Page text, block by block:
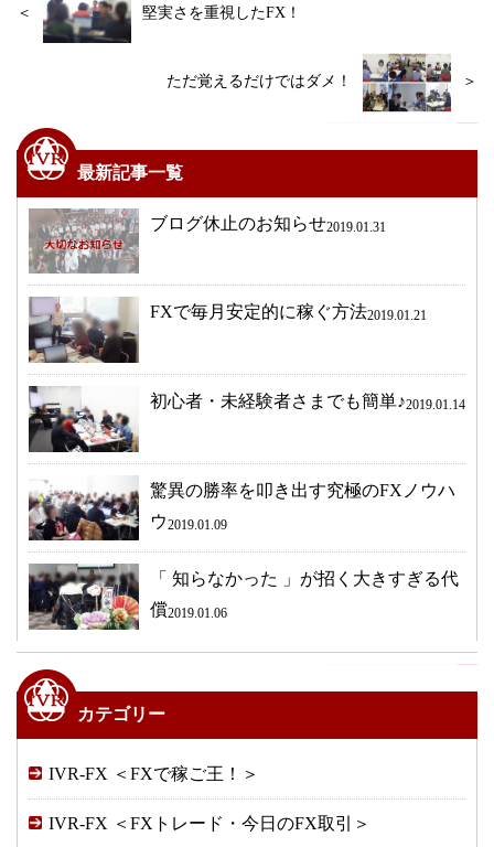
＜ 堅実さを重視したFX！
ただ覚えるだけではダメ！ ＞
最新記事一覧
ブログ休止のお知らせ2019.01.31
FXで毎月安定的に稼ぐ方法2019.01.21
初心者・未経験者さまでも簡単♪2019.01.14
驚異の勝率を叩き出す究極のFXノウハ
ウ2019.01.09
「 知らなかった 」が招く大きすぎる代
償2019.01.06
カテゴリー
IVR-FX ＜FXで稼ご王！＞
IVR-FX ＜FXトレード・今日のFX取引＞